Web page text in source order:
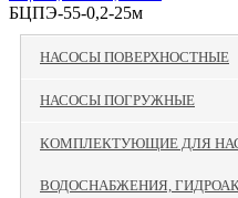
БЦПЭ-55-0,2-25м
НАСОСЫ ПОВЕРХНОСТНЫЕ
НАСОСЫ ПОГРУЖНЫЕ
КОМПЛЕКТУЮЩИЕ ДЛЯ
ВОДОСНАБЖЕНИЯ,